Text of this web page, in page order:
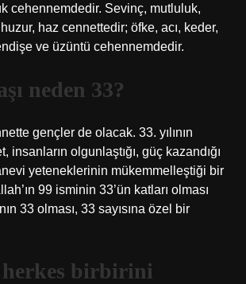
cehennemdedir. Sevinç, mutluluk,
haz cennettedir; öfke, acı, keder,
ve üzüntü cehennemdedir.
neden 33?
gençler de olacak. 33. yılının
insanların olgunlaştığı, güç kazandığı
yeteneklerinin mükemmelleştiği bir
99 isminin 33’ün katları olması
33 olması, 33 sayısına özel bir
herkes birbirini